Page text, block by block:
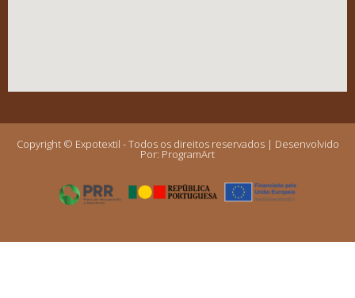
Copyright © Expotextil - Todos os direitos reservados | Desenvolvido
Por: ProgramArt